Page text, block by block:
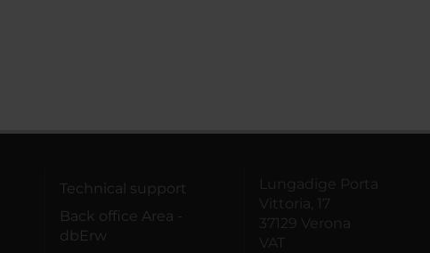
Technical support
Back office Area -
dbErw
Lungadige Porta
Vittoria, 17
37129 Verona
VAT